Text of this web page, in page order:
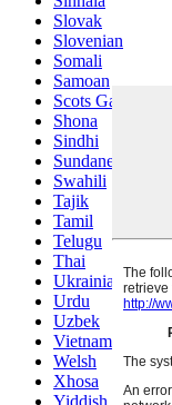
Slovak
Slovenian
Somali
Samoan
Scots Gaelic
Shona
Sindhi
Sundanese
Swahili
Tajik
Tamil
Telugu
Thai
Ukrainian
Urdu
Uzbek
Vietnamese
Welsh
Xhosa